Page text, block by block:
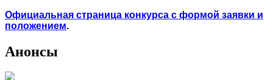
Официальная страница конкурса с формой заявки и
положением.
Анонсы